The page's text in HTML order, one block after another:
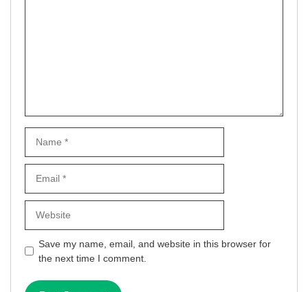
Save my name, email, and website in this browser for
the next time I comment.